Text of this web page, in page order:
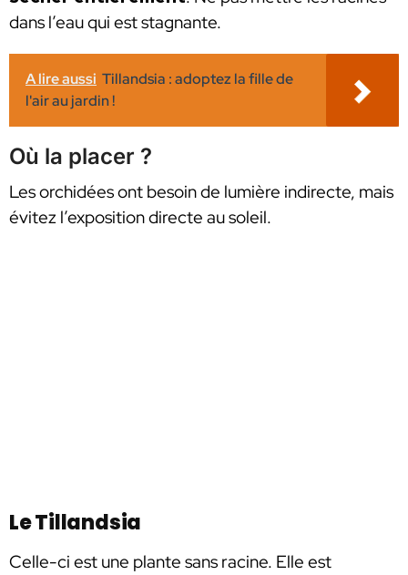
dans l’eau qui est stagnante.
A lire aussi Tillandsia : adoptez la fille de
l'air au jardin !
Où la placer ?
Les orchidées ont besoin de lumière indirecte, mais
évitez l’exposition directe au soleil.
Le Tillandsia
Celle-ci est une plante sans racine. Elle est